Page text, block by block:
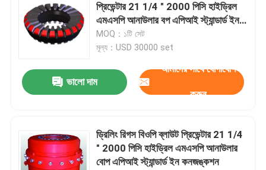
পণ্য
প্রিভেন্টার 21 1/4 " 2000 পিসি হাইড্রিল
এমএসপি আনাউলার বপ এপিআই স্ট্যান্ডার্ড ইন
কনজঙ্কশন
MOQ：১টি সেট
মূল্য：USD 30000 set
ভালো দাম
আমাদের সাথে যোগাযোগ
করুন
ড্রিলিং রিগস বিওপি ব্লাউট প্রিভেন্টার 21 1/4
" 2000 পিসি হাইড্রিল এমএসপি আনাউলার
বোপ এপিআই স্ট্যান্ডার্ড ইন কনজঙ্কশন